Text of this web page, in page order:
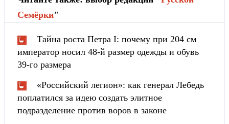
Cемёрки"
Тайна роста Петра I: почему при 204 см
император носил 48-й размер одежды и обувь
39-го размера
«Российский легион»: как генерал Лебедь
поплатился за идею создать элитное
подразделение против воров в законе